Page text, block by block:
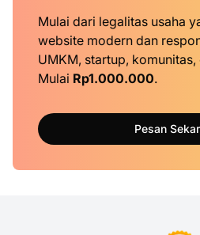
Mulai dari legalitas usaha
website modern dan
UMKM, startup,
Mulai Rp1.000.000.
Pesan